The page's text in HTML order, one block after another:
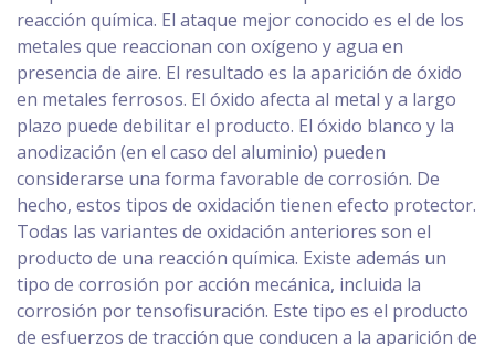
reacción química. El ataque mejor conocido es el de los
metales que reaccionan con oxígeno y agua en
presencia de aire. El resultado es la aparición de óxido
en metales ferrosos. El óxido afecta al metal y a largo
plazo puede debilitar el producto. El óxido blanco y la
anodización (en el caso del aluminio) pueden
considerarse una forma favorable de corrosión. De
hecho, estos tipos de oxidación tienen efecto protector.
Todas las variantes de oxidación anteriores son el
producto de una reacción química. Existe además un
tipo de corrosión por acción mecánica, incluida la
corrosión por tensofisuración. Este tipo es el producto
de esfuerzos de tracción que conducen a la aparición de